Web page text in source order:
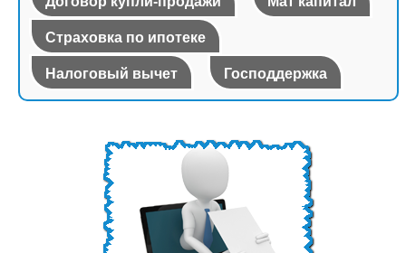
Страховка по ипотеке
Налоговый вычет Господдержка